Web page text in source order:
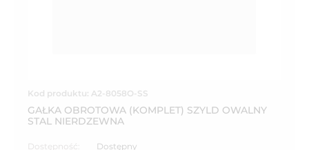
Kod produktu: A2-8058O-SS
GAŁKA OBROTOWA (KOMPLET) SZYLD OWALNY
STAL NIERDZEWNA
Dostępność: Dostępny